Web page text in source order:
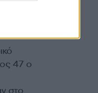
47 ο
στο